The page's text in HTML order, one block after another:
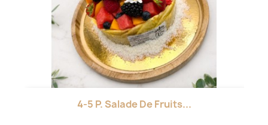
4-5 P. Salade De Fruits...